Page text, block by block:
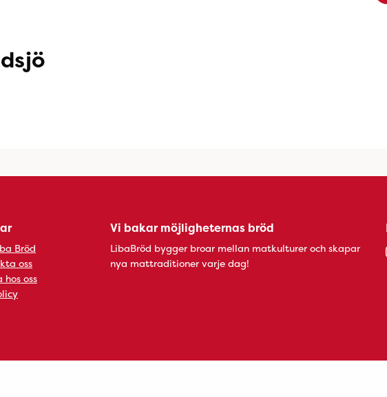
Bröd
oss
oss
Vi bakar möjligheternas bröd
LibaBröd bygger broar mellan matkulturer och skapar
nya mattraditioner varje dag!